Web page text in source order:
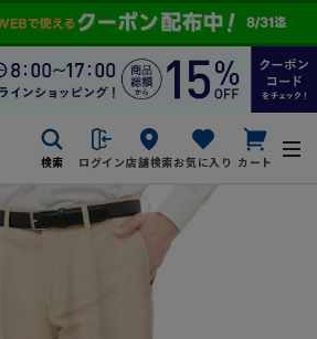
検索 ログイン店舗検索お気に入り カート